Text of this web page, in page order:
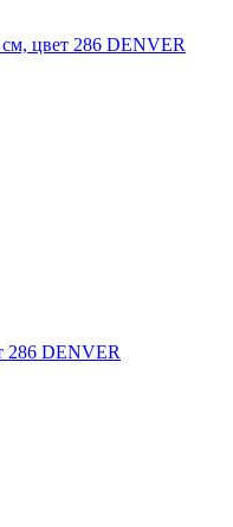
цвет 286 DENVER
286 DENVER